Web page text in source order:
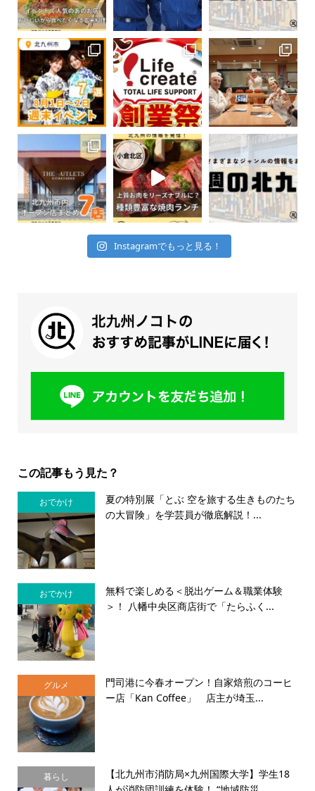
Instagramでもっと見る！
この記事もう見た？
おでかけ
夏の特別展「とぶ 空を旅する生きものたち
の大冒険」を学芸員が徹底解説！...
おでかけ
無料で楽しめる＜脱出ゲーム＆職業体験
＞！ 八幡中央区商店街で「たらふく...
グルメ
門司港に今春オープン！自家焙煎のコーヒ
ー店「Kan Coffee」 店主が埼玉...
暮らし
【北九州市消防局×九州国際大学】学生18